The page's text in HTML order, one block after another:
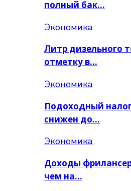
полный бак…
Экономика
Литр дизельного
отметку в…
Экономика
Подоходный
снижен до…
Экономика
Доходы
чем на…